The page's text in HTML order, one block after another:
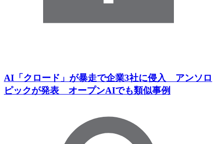
AI「クロード」が暴走で企業3社に侵入 アンソロ
ピックが発表 オープンAIでも類似事例